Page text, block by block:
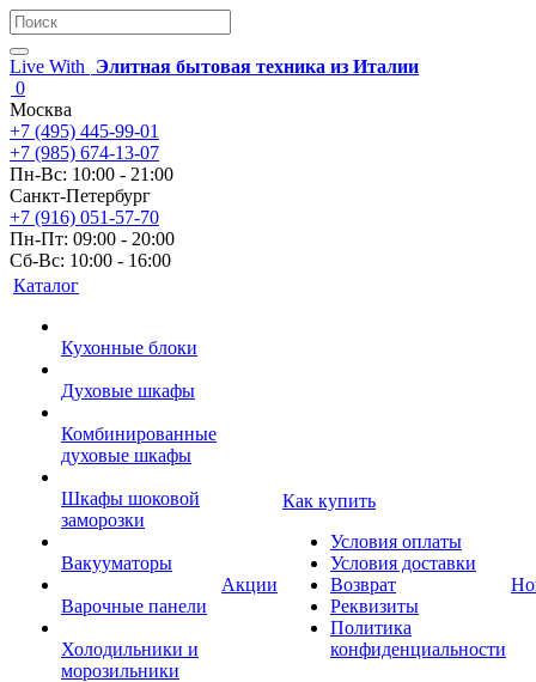
Live With
Элитная бытовая техника из Италии
0
Москва
+7 (495) 445-99-01
+7 (985) 674-13-07
Пн-Вс: 10:00 - 21:00
Санкт-Петербург
+7 (916) 051-57-70
Пн-Пт: 09:00 - 20:00
Сб-Вс: 10:00 - 16:00
Каталог
Кухонные блоки
Духовые шкафы
Комбинированные
духовые шкафы
Шкафы шоковой
заморозки
Вакууматоры
Варочные панели
Холодильники и
морозильники
Акции
Как купить
Условия оплаты
Условия доставки
Возврат
Реквизиты
Политика
конфиденциальности